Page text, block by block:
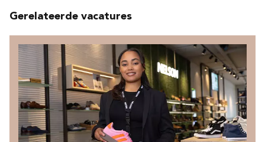
Gerelateerde vacatures